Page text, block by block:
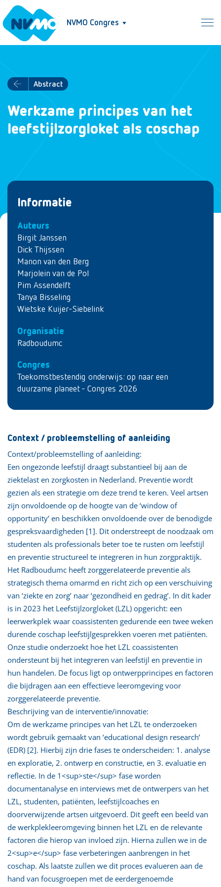
NVMO Congres
Abstract
Werkzame principes van het
leefstijlzorgloket als coschap
Informatie
Auteurs
Birgit Janssen
Dick Thijssen
Manon van den Berg
Marjolein van de Pol
Pim Assendelft
Tanya Bisseling
Wietske Kuijer-Siebelink
Organisatie
Radboudumc
Congres
Toekomstbestendig onderwijs: op naar een
duurzame planeet - Congres 2026
Context / probleemstelling of aanleiding
Context/probleemstelling of aanleiding:
Een ongezonde leefstijl draagt substantieel bij aan de
ziektelast en zorgkosten in Nederland. Preventie wordt
gezien als een strategie om deze trend te keren. Veel artsen
zijn onvoldoende op de hoogte van de ‘window of
opportunity’ en beschikken onvoldoende over de benodigde
gespreksvaardigheden [1]. Dit onderstreept de noodzaak om
studenten als professionals beter toe te rusten om leefstijl
en preventie structureel te integreren in hun zorgpraktijk.
Het Radboudumc heeft zorggerelateerde preventie als
strategisch thema omarmd en richt zich op een verschuiving
van ‘ziekte en zorg’ naar ‘gezondheid en gedrag’. In dit kader
is in 2023 het Leefstijlzorgloket (LZL) opgericht: een
leerwerkplek waar coassistenten gedurende een twee weken
durende coschap leefstijlgesprekken voeren met patiënten.
Onze studie onderzoekt hoe het LZL coassistenten
ondersteunt bij het integreren van leefstijl en preventie in
hun handelen. De focus ligt op ontwerpprincipes en factoren
die bijdragen aan een effectieve leeromgeving voor
zorggerelateerde preventie.
Beschrijving van de interventie/innovatie:
Om de werkzame principes van het LZL te onderzoeken
wordt gebruik gemaakt van ‘educational design research’
(EDR) [2]. Hierbij zijn drie fases te onderscheiden: 1. analyse
en exploratie, 2. ontwerp en constructie, en 3. evaluatie en
reflectie. In de 1<sup>ste</sup> fase worden
documentanalyse en interviews met de ontwerpers van het
LZL, studenten, patiënten, leefstijlcoaches en
doorverwijzende artsen uitgevoerd. Dit geeft een beeld van
de werkplekleeromgeving binnen het LZL en de relevante
factoren die hierop van invloed zijn. Hierna zullen we in de
2<sup>e</sup> fase verbeteringen aanbrengen in het
coschap. Als laatste zullen we dit proces evalueren aan de
hand van focusgroepen met de eerdergenoemde